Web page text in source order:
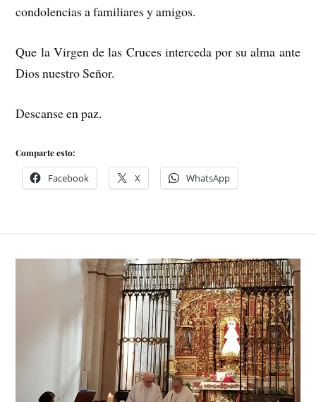
condolencias a familiares y amigos.
Que la Virgen de las Cruces interceda por su alma ante
Dios nuestro Señor.
Descanse en paz.
Comparte esto:
Facebook X WhatsApp